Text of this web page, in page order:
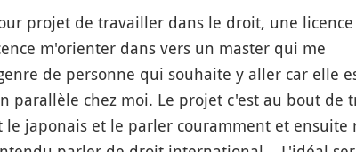
projet de travailler dans le droit, une
m'orienter dans vers un master qui me
de personne qui souhaite y aller car elle
parallèle chez moi. Le projet c'est au bout de
japonais et le parler couramment et ensuite